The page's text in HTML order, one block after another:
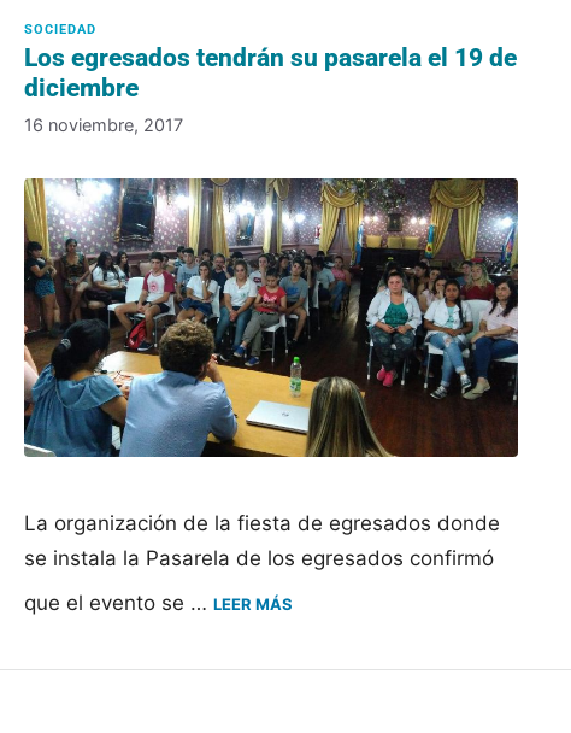
Los egresados tendrán su pasarela el 19 de
diciembre
16 noviembre, 2017
La organización de la fiesta de egresados donde
se instala la Pasarela de los egresados confirmó
que el evento se … LEER MÁS